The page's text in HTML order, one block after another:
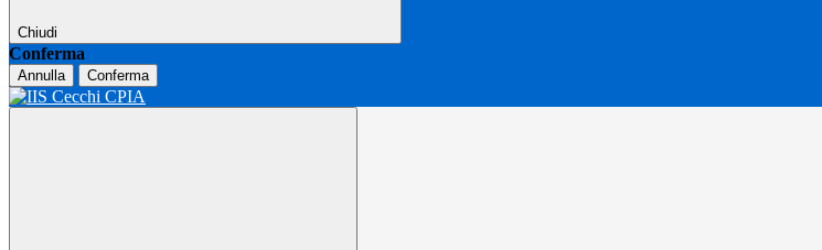
Chiudi
Conferma
Annulla Conferma